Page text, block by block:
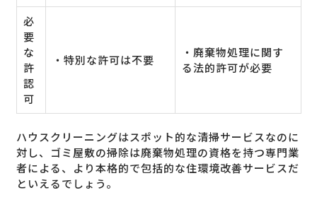
必
要
な
許
認
可
・特別な許可は不要
・廃棄物処理に関す
る法的許可が必要
ハウスクリーニングはスポット的な清掃サービスなのに
対し、ゴミ屋敷の掃除は廃棄物処理の資格を持つ専門業
者による、より本格的で包括的な住環境改善サービスだ
といえるでしょう。